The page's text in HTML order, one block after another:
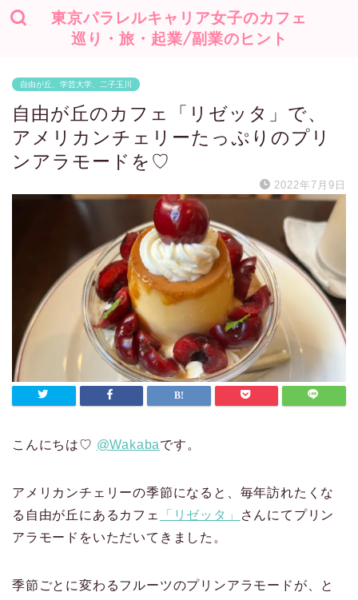
東京パラレルキャリア女子のカフェ
巡り・旅・起業/副業のヒント
自由が丘、学芸大学、二子玉川
自由が丘のカフェ「リゼッタ」で、
アメリカンチェリーたっぷりのプリ
ンアラモードを♡
2022年7月9日
こんにちは♡ @Wakabaです。
アメリカンチェリーの季節になると、毎年訪れたくな
る自由が丘にあるカフェ
「リゼッタ」
さんにてプリン
アラモードをいただいてきました。
季節ごとに変わるフルーツのプリンアラモードが、と